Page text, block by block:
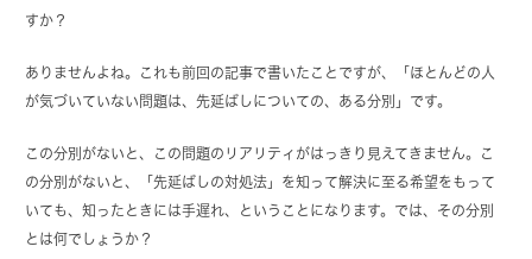
すか？
ありませんよね。これも前回の記事で書いたことですが、「ほとんどの人
が気づいていない問題は、先延ばしについての、ある分別」です。
この分別がないと、この問題のリアリティがはっきり見えてきません。こ
の分別がないと、「先延ばしの対処法」を知って解決に至る希望をもって
いても、知ったときには手遅れ、ということになります。では、その分別
とは何でしょうか？